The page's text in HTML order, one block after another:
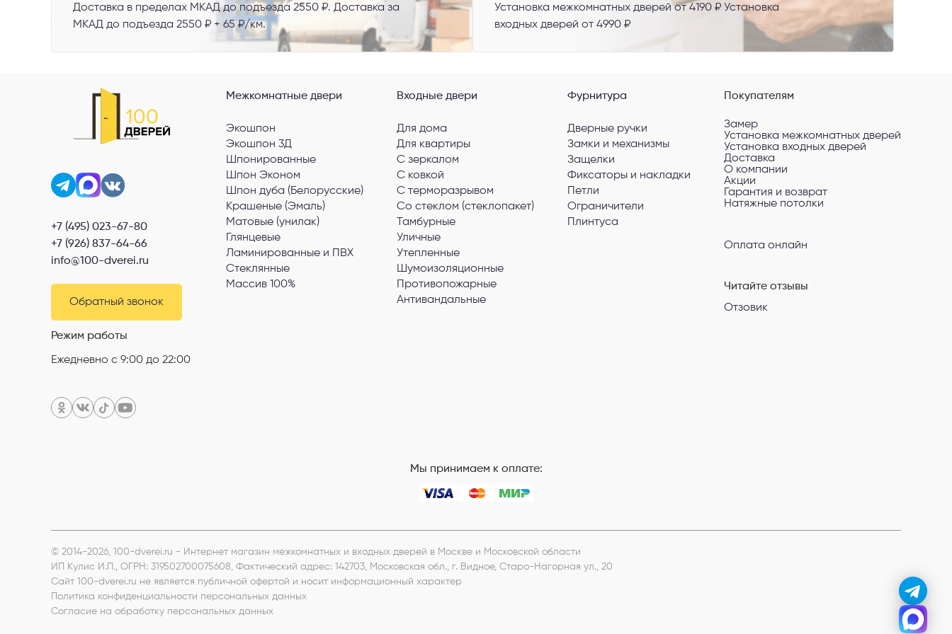
Доставка в пределах МКАД до подъезда 2550 ₽. Доставка за
МКАД до подъезда 2550 ₽ + 65 ₽/км.
Установка межкомнатных дверей от 4190 ₽ Установка
входных дверей от 4990 ₽
+7 (495) 023-67-80
+7 (926) 837-64-66
info@100-dverei.ru
Обратный звонок
Режим работы
Ежедневно с 9:00 до 22:00
Межкомнатные двери
Экошпон
Экошпон 3Д
Шпонированные
Шпон Эконом
Шпон дуба (Белорусские)
Крашеные (Эмаль)
Матовые (унилак)
Глянцевые
Ламинированные и ПВХ
Стеклянные
Массив 100%
Входные двери
Для дома
Для квартиры
С зеркалом
С ковкой
С терморазрывом
Со стеклом (стеклопакет)
Тамбурные
Уличные
Утепленные
Шумоизоляционные
Противопожарные
Антивандальные
Фурнитура
Дверные ручки
Замки и механизмы
Защелки
Фиксаторы и накладки
Петли
Ограничители
Плинтуса
Покупателям
Замер
Установка межкомнатных дверей
Установка входных дверей
Доставка
О компании
Акции
Гарантия и возврат
Натяжные потолки
Оплата онлайн
Читайте отзывы
Отзовик
Мы принимаем к оплате:
© 2014-2026, 100-dverei.ru - Интернет магазин межкомнатных и входных дверей в Москве и Московской области
ИП Кулис И.П. , ОГРН: 319502700075608, Фактический адрес: 142703, Московская обл., г. Видное, Старо-Нагорная ул., 20
Сайт 100-dverei.ru не является публичной офертой и носит информационный характер
Политика конфиденциальности персональных данных
Согласие на обработку персональных данных